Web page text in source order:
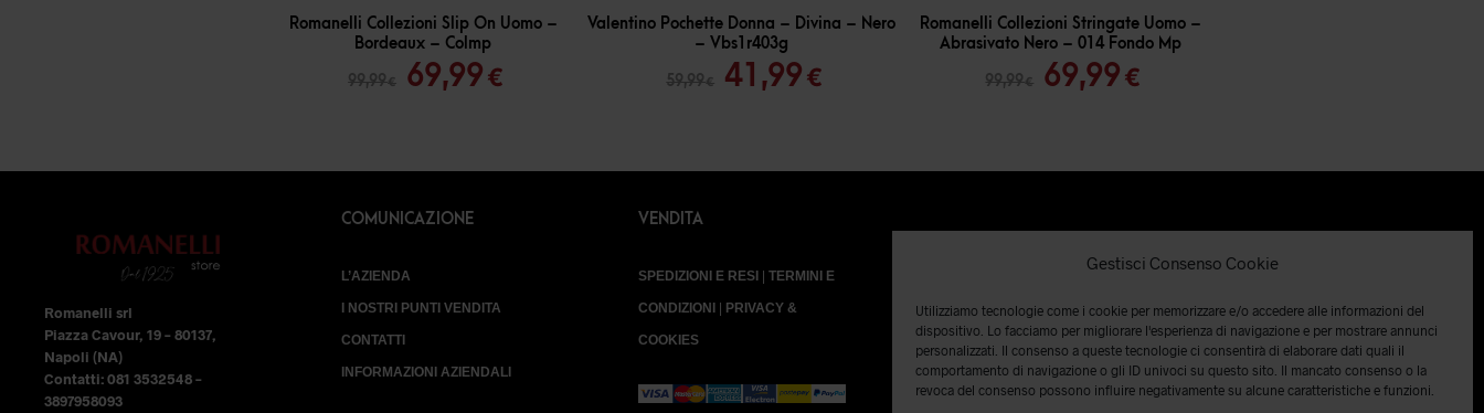
Gestisci Consenso Cookie
Utilizziamo tecnologie come i cookie per memorizzare e/o accedere alle informazioni del
dispositivo. Lo facciamo per migliorare l'esperienza di navigazione e per mostrare annunci
personalizzati. Il consenso a queste tecnologie ci consentirà di elaborare dati quali il
comportamento di navigazione o gli ID univoci su questo sito. Il mancato consenso o la
revoca del consenso possono influire negativamente su alcune caratteristiche e funzioni.
30
Romanelli Collezioni Slip On Uomo –
Bordeaux – Colmp
99,99€
Il
era:
99,99 €.
69,99€Il
è:
- 30
Valentino Pochette Donna – Divina – Nero
– Vbs1r403g
59,99€
Il
era:
41,99€Il
è:
-30
Romanelli Collezioni Stringate Uomo –
Abrasivato Nero – 014 Fondo Mp
99,99€
Il
era:
69,99€Il
è:
Romanelli srl
Piazza Cavour, 19 – 80137,
Napoli (NA)
Contatti: 081 3532548 –
3897958093
COMUNICAZIONE
L’AZIENDA
I NOSTRI PUNTI VENDITA
CONTATTI
INFORMAZIONI AZIENDALI
VENDITA
SPEDIZIONI E RESI| TERMINI E
CONDIZIONI| PRIVACY &
COOKIES